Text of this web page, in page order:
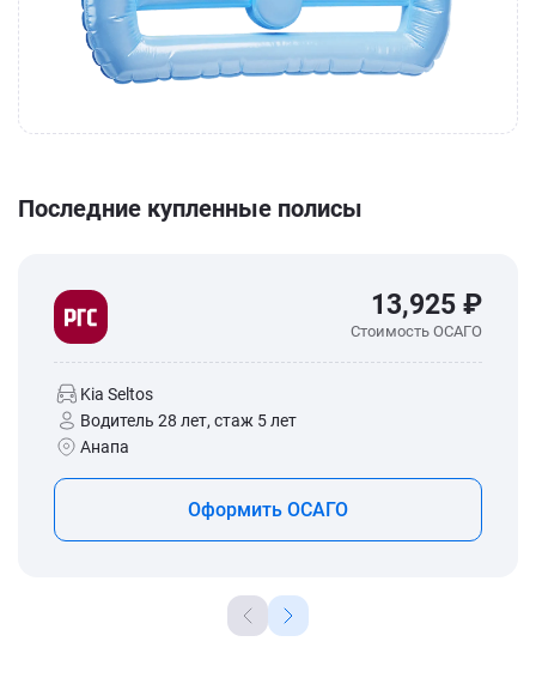
Последние купленные полисы
13,925 ₽
Стоимость ОСАГО
Kia Seltos
Водитель 28 лет, стаж 5 лет
Анапа
Оформить ОСАГО